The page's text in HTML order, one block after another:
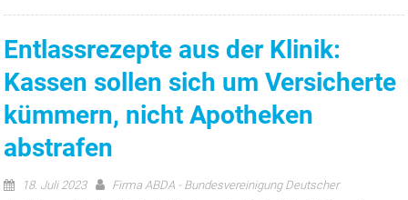
Entlassrezepte aus der Klinik:
Kassen sollen sich um Versicherte
kümmern, nicht Apotheken
abstrafen
18. Juli 2023
Firma ABDA - Bundesvereinigung Deutscher